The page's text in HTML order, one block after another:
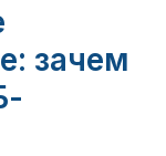
зачем